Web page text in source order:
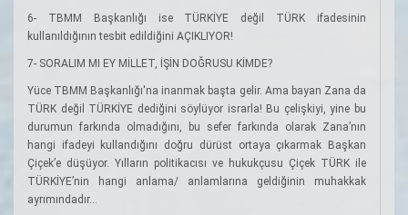
6- TBMM Başkanlığı ise TÜRKİYE değil TÜRK ifadesinin
kullanıldığının tesbit edildiğini AÇIKLIYOR!
7- SORALIM MI EY MİLLET, İŞİN DOĞRUSU KİMDE?
Yüce TBMM Başkanlığı'na inanmak başta gelir. Ama bayan Zana da
TÜRK değil TÜRKİYE dediğini söylüyor israrla! Bu çelişkiyi, yine bu
durumun farkında olmadığını, bu sefer farkında olarak Zana’nın
hangi ifadeyi kullandığını doğru dürüst ortaya çıkarmak Başkan
Çiçek’e düşüyor. Yılların politikacısı ve hukukçusu Çiçek TÜRK ile
TÜRKİYE’nin hangi anlama/ anlamlarına geldiğinin muhakkak
ayrımındadır...